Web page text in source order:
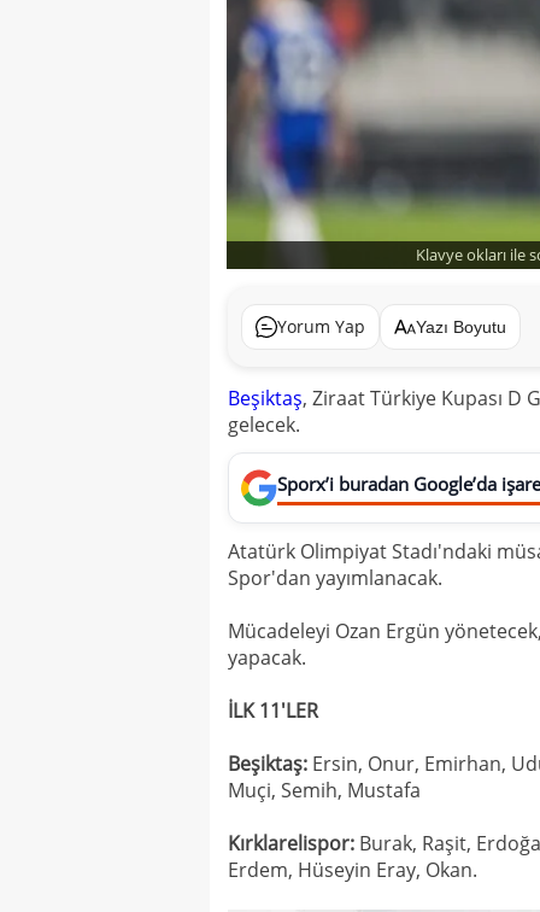
Klavye okları ile
Yorum Yap Yazı Boyutu
Beşiktaş, Ziraat Türkiye Kupası D
gelecek.
Sporx’i buradan Google’da
Atatürk Olimpiyat Stadı'ndaki
Spor'dan yayımlanacak.
Mücadeleyi Ozan Ergün
yapacak.
İLK 11'LER
Beşiktaş: Ersin, Onur, Emirhan,
Muçi, Semih, Mustafa
Kırklarelispor: Burak, Raşit,
Erdem, Hüseyin Eray, Okan.